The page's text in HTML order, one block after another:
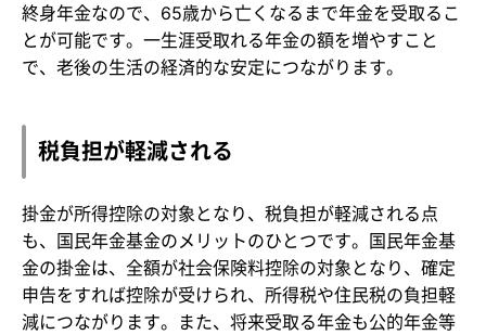
終身年金なので、65歳から亡くなるまで年金を受取るこ
とが可能です。一生涯受取れる年金の額を増やすこと
で、老後の生活の経済的な安定につながります。
税負担が軽減される
掛金が所得控除の対象となり、税負担が軽減される点
も、国民年金基金のメリットのひとつです。国民年金基
金の掛金は、全額が社会保険料控除の対象となり、確定
申告をすれば控除が受けられ、所得税や住民税の負担軽
減につながります。また、将来受取る年金も公的年金等